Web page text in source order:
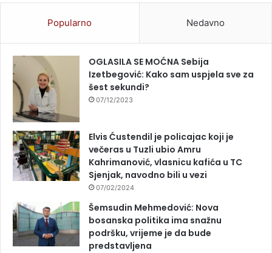
Popularno Nedavno
OGLASILA SE MOĆNA Sebija
Izetbegović: Kako sam uspjela sve za
šest sekundi?
07/12/2023
Elvis Ćustendil je policajac koji je
večeras u Tuzli ubio Amru
Kahrimanović, vlasnicu kafića u TC
Sjenjak, navodno bili u vezi
07/02/2024
Šemsudin Mehmedović: Nova
bosanska politika ima snažnu
podršku, vrijeme je da bude
predstavljena